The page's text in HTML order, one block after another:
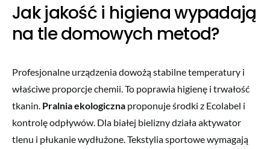
Jak jakość i higiena wypadają
na tle domowych metod?
Profesjonalne urządzenia dowożą stabilne temperatury i
właściwe proporcje chemii. To poprawia higienę i trwałość
tkanin. Pralnia ekologiczna proponuje środki z Ecolabel i
kontrolę odpływów. Dla białej bielizny działa aktywator
tlenu i płukanie wydłużone. Tekstylia sportowe wymagają